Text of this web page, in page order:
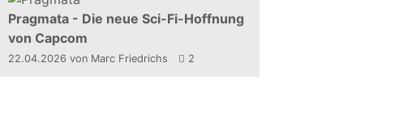
Pragmata - Die neue Sci-Fi-Hoffnung
von Capcom
22.04.2026 von Marc Friedrichs 2